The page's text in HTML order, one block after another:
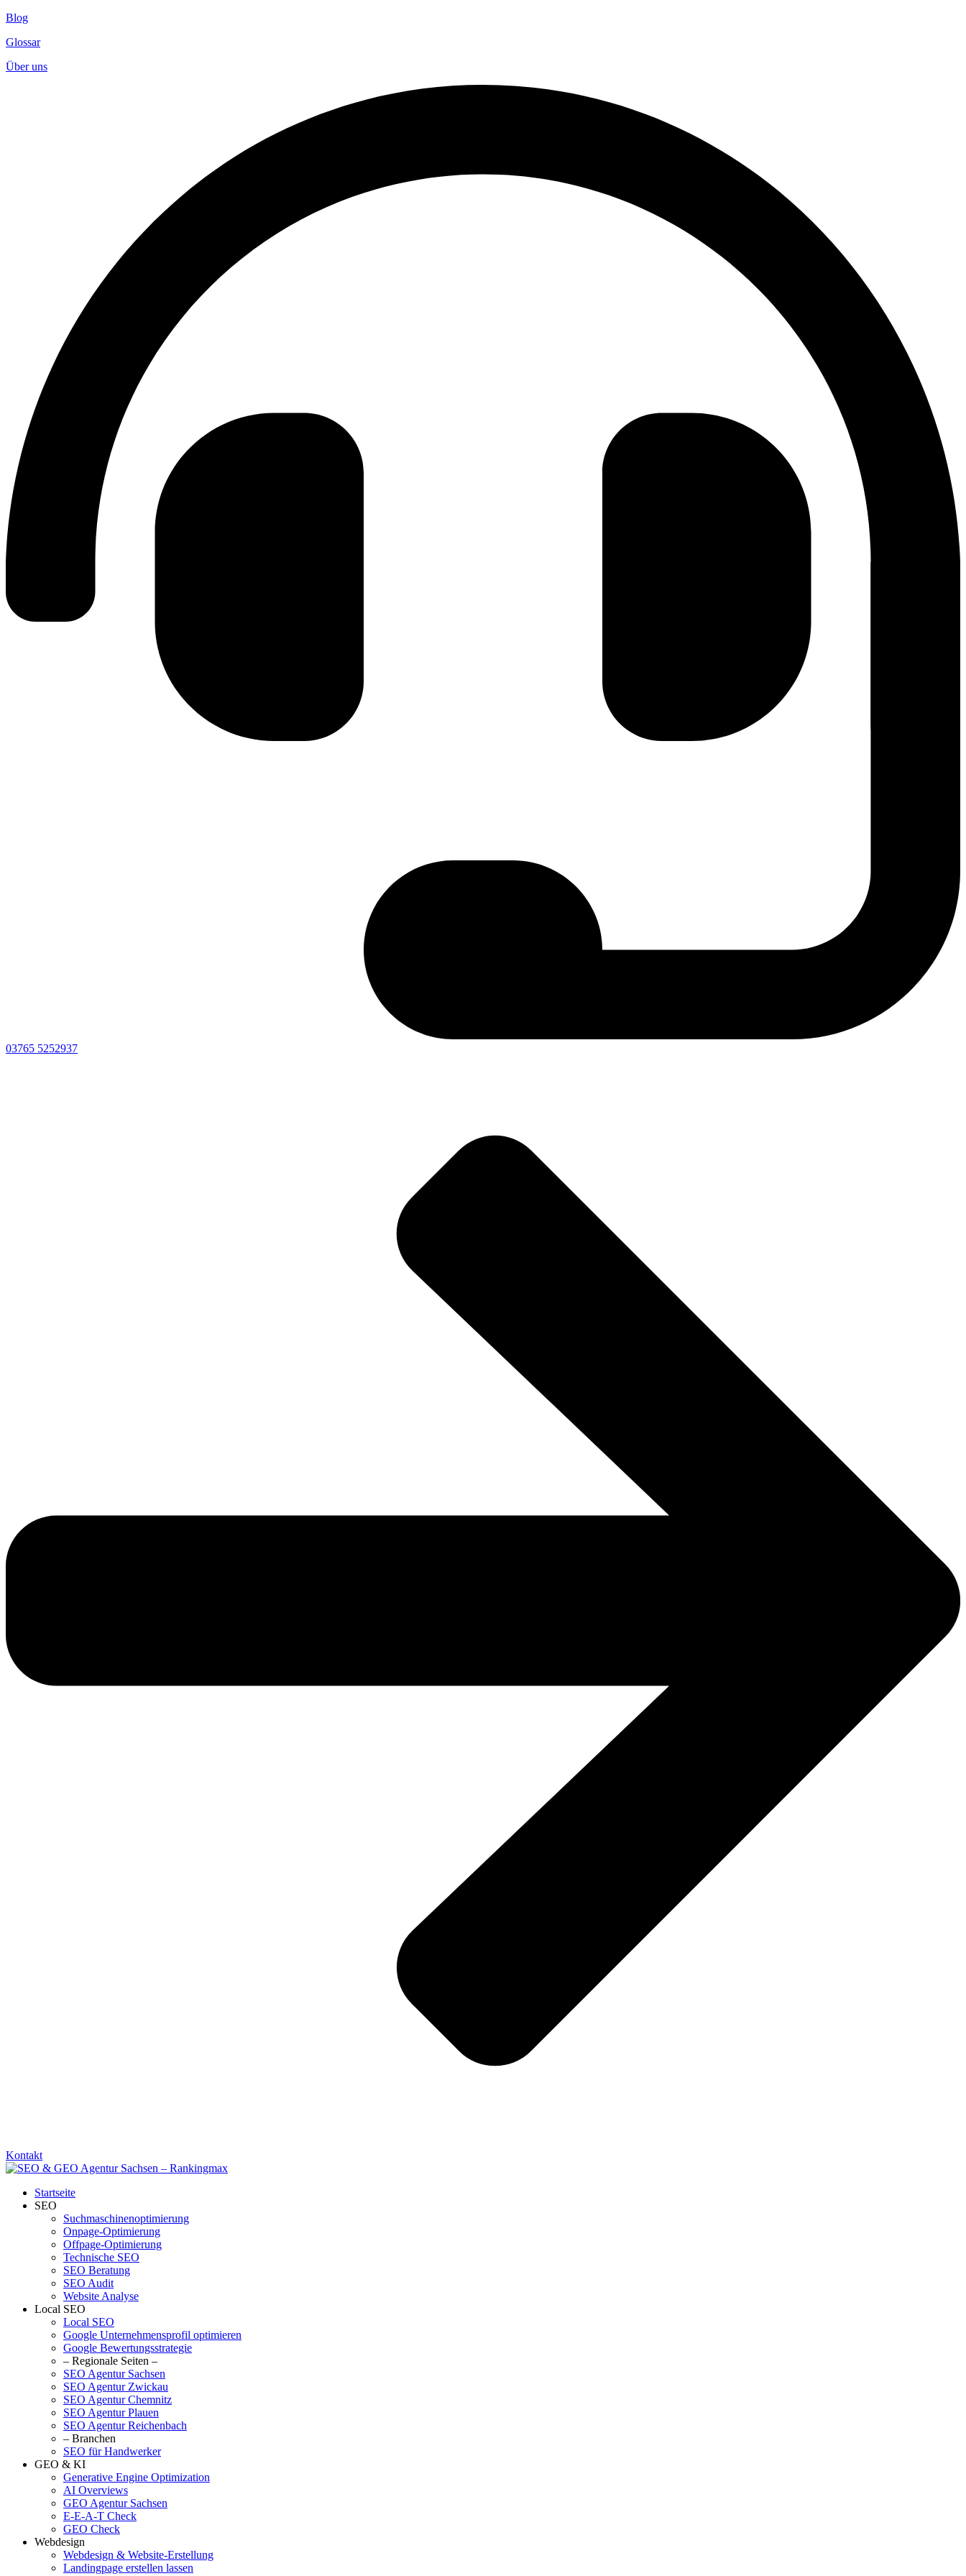
Blog
Glossar
Über uns
03765 5252937
Kontakt
Startseite
SEO
Suchmaschinenoptimierung
Onpage-Optimierung
Offpage-Optimierung
Technische SEO
SEO Beratung
SEO Audit
Website Analyse
Local SEO
Local SEO
Google Unternehmensprofil optimieren
Google Bewertungsstrategie
– Regionale Seiten –
SEO Agentur Sachsen
SEO Agentur Zwickau
SEO Agentur Chemnitz
SEO Agentur Plauen
SEO Agentur Reichenbach
– Branchen
SEO für Handwerker
GEO & KI
Generative Engine Optimization
AI Overviews
GEO Agentur Sachsen
E-E-A-T Check
GEO Check
Webdesign
Webdesign & Website-Erstellung
Landingpage erstellen lassen